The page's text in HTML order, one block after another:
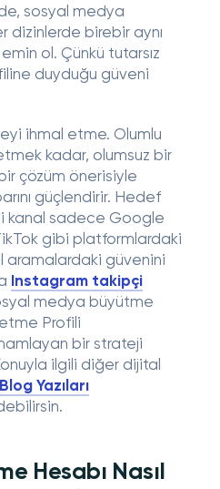
sosyal medya
dizinlerde birebir aynı
ol. Çünkü tutarsız
duyduğu güveni
ihmal etme. Olumlu
kadar, olumsuz bir
çözüm önerisiyle
güçlendirir. Hedef
kanal sadece Google
gibi platformlardaki
aramalardaki güvenini
Instagram takipçi
medya büyütme
Profili
bir strateji
ilgili diğer dijital
Blog Yazıları
Hesabı Nasıl